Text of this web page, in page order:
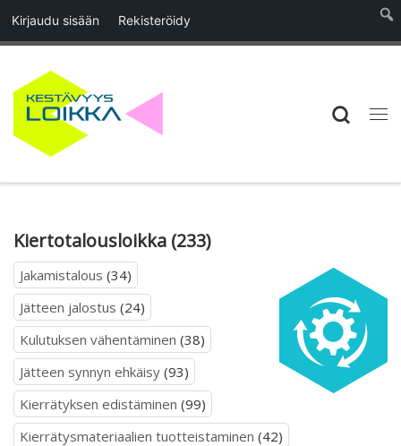
Kirjaudu sisään Rekisteröidy
Skip to content
Kiertotalousloikka (233)
Jakamistalous (34)
Jätteen jalostus (24)
Kulutuksen vähentäminen (38)
Jätteen synnyn ehkäisy (93)
Kierrätyksen edistäminen (99)
Kierrätysmateriaalien tuotteistaminen (42)